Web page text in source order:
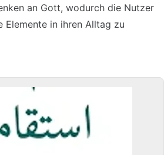
an Gott, wodurch die Nutzer
Elemente in ihren Alltag zu